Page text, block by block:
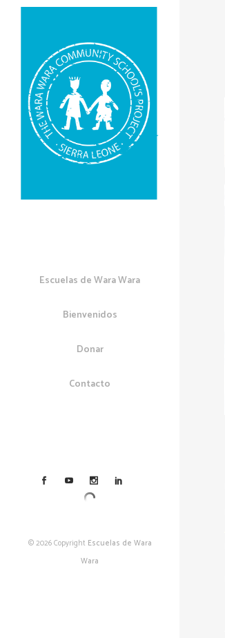
Escuelas de Wara Wara
Bienvenidos
Donar
Contacto
© 2026 Copyright Escuelas de Wara
Wara